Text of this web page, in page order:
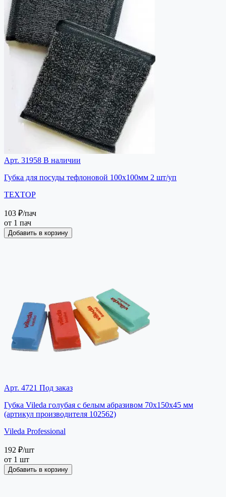
Арт. 31958 В наличии
Губка для посуды тефлоновой 100х100мм 2 шт/уп
TEXTOP
103 ₽/пач
от 1 пач
Добавить в корзину
Арт. 4721 Под заказ
Губка Vileda голубая с белым абразивом 70х150х45 мм
(артикул производителя 102562)
Vileda Professional
192 ₽/шт
от 1 шт
Добавить в корзину